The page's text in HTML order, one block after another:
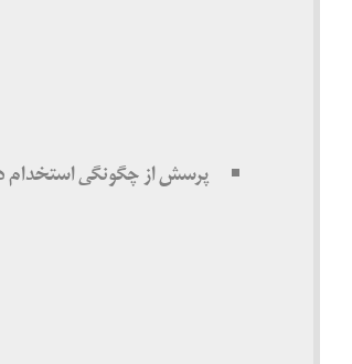
پرسش از چگونگی استخدام در